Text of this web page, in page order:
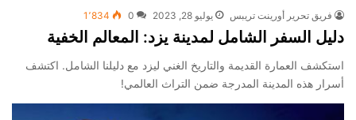
فريق تحرير أورينت تريبس يوليو 28, 2023 0 1٬834
دليل السفر الشامل لمدينة يزد: المعالم الخفية
استكشف العمارة القديمة والتاريخ الغني ليزد مع دليلنا الشامل. اكتشف
أسرار هذه المدينة المدرجة ضمن التراث العالمي!